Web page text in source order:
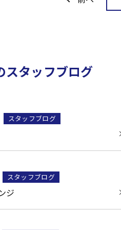
スタッフブログ
スタッフブログ
スタッフブログ
ジ